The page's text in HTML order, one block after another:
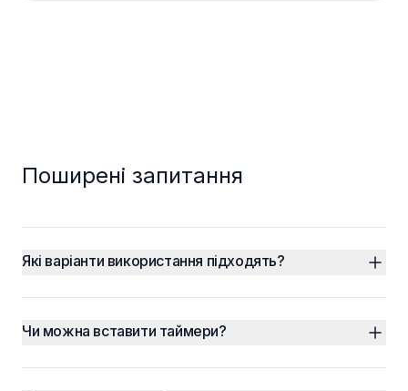
Поширені запитання
Які варіанти використання підходять?
Чи можна вставити таймери?